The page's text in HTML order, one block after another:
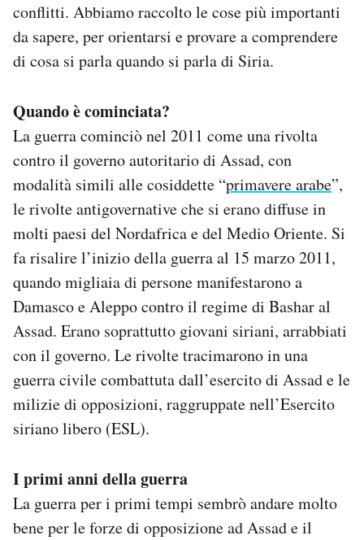
conflitti. Abbiamo raccolto le cose più importanti
da sapere, per orientarsi e provare a comprendere
di cosa si parla quando si parla di Siria.
Quando è cominciata?
La guerra cominciò nel 2011 come una rivolta
contro il governo autoritario di Assad, con
modalità simili alle cosiddette “primavere arabe”,
le rivolte antigovernative che si erano diffuse in
molti paesi del Nordafrica e del Medio Oriente. Si
fa risalire l’inizio della guerra al 15 marzo 2011,
quando migliaia di persone manifestarono a
Damasco e Aleppo contro il regime di Bashar al
Assad. Erano soprattutto giovani siriani, arrabbiati
con il governo. Le rivolte tracimarono in una
guerra civile combattuta dall’esercito di Assad e le
milizie di opposizioni, raggruppate nell’Esercito
siriano libero (ESL).
I primi anni della guerra
La guerra per i primi tempi sembrò andare molto
bene per le forze di opposizione ad Assad e il